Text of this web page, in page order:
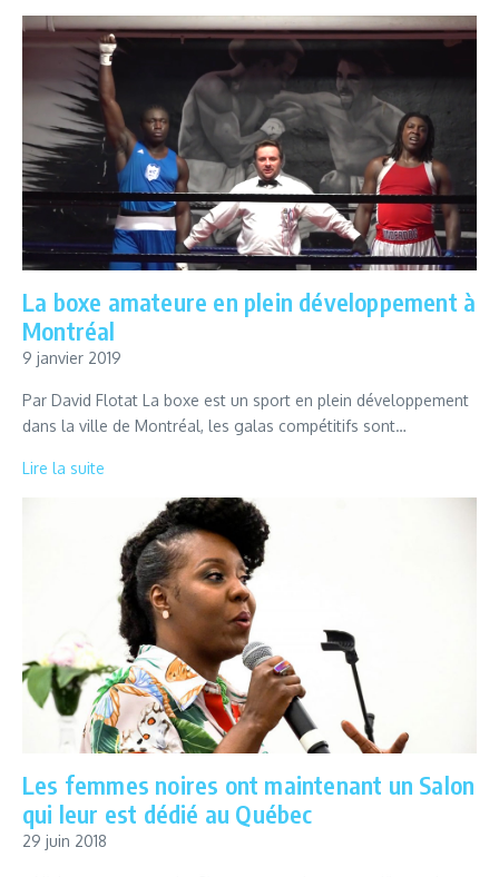
La boxe amateure en plein développement à
Montréal
9 janvier 2019
Par David Flotat La boxe est un sport en plein développement
dans la ville de Montréal, les galas compétitifs sont…
Lire la suite
Les femmes noires ont maintenant un Salon
qui leur est dédié au Québec
29 juin 2018